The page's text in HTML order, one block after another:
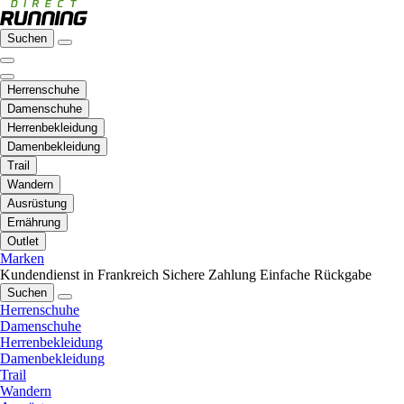
Suchen
Herrenschuhe
Damenschuhe
Herrenbekleidung
Damenbekleidung
Trail
Wandern
Ausrüstung
Ernährung
Outlet
Marken
Kundendienst in Frankreich Sichere Zahlung Einfache Rückgabe
Suchen
Herrenschuhe
Damenschuhe
Herrenbekleidung
Damenbekleidung
Trail
Wandern